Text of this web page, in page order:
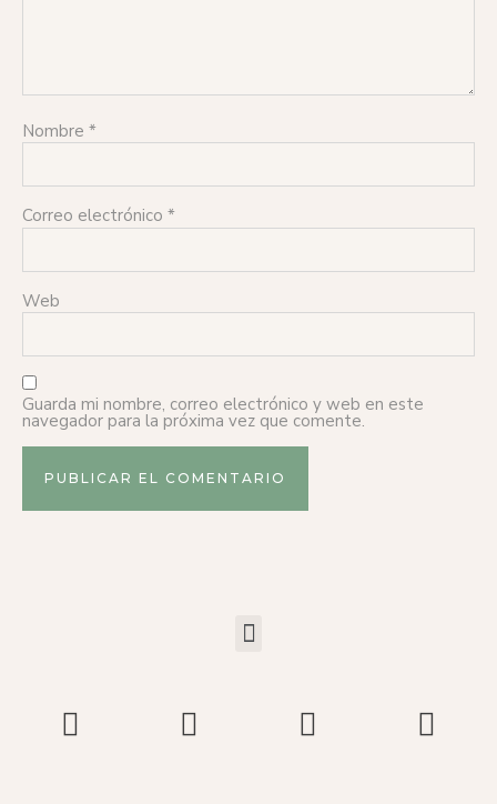
Nombre *
Correo electrónico *
Web
Guarda mi nombre, correo electrónico y web en este
navegador para la próxima vez que comente.